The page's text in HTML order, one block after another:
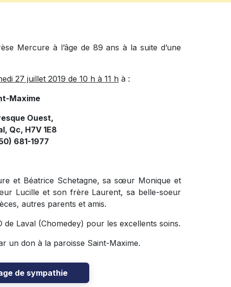
Mercure à l’âge de 89 ans à la suite d’une
27 juillet 2019 de 10 h à 11 h à :
Maxime
Ouest,
Qc, H7V 1E8
681-1977
et Béatrice Schetagne, sa sœur Monique et
Lucille et son frère Laurent,sa belle-soeur
autres parents et amis.
Laval (Chomedey) pour les excellents soins.
un don à la paroisse Saint-Maxime.
de sympathie